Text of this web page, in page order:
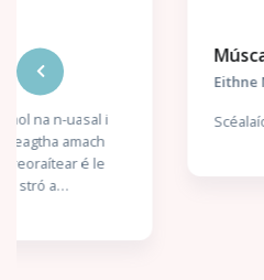
Múscail, a Ghiorria
Eithne Ní Ghallchobhair
Scéalaíocht fhileata le Eithne